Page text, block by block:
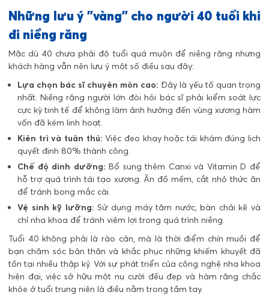
Những lưu ý "vàng" cho người 40 tuổi khi
đi niềng răng
Mặc dù 40 chưa phải độ tuổi quá muộn để niềng răng nhưng
khách hàng vẫn nên lưu ý một số điều sau đây:
Lựa chọn bác sĩ chuyên môn cao: Đây là yếu tố quan trọng
nhất. Niềng răng người lớn đòi hỏi bác sĩ phải kiểm soát lực
cực kỳ tinh tế để không làm ảnh hưởng đến vùng xương hàm
vốn đã kém linh hoạt.
Kiên trì và tuân thủ: Việc đeo khay hoặc tái khám đúng lịch
quyết định 80% thành công.
Chế độ dinh dưỡng: Bổ sung thêm Canxi và Vitamin D để
hỗ trợ quá trình tái tạo xương. Ăn đồ mềm, cắt nhỏ thức ăn
để tránh bong mắc cài.
Vệ sinh kỹ lưỡng: Sử dụng máy tăm nước, bàn chải kẽ và
chỉ nha khoa để tránh viêm lợi trong quá trình niềng.
Tuổi 40 không phải là rào cản, mà là thời điểm chín muồi để
bạn chăm sóc bản thân và khắc phục những khiếm khuyết đã
tồn tại nhiều thập kỷ. Với sự phát triển của công nghệ nha khoa
hiện đại, việc sở hữu một nụ cười đều đẹp và hàm răng chắc
khỏe ở tuổi trung niên là điều nằm trong tầm tay.